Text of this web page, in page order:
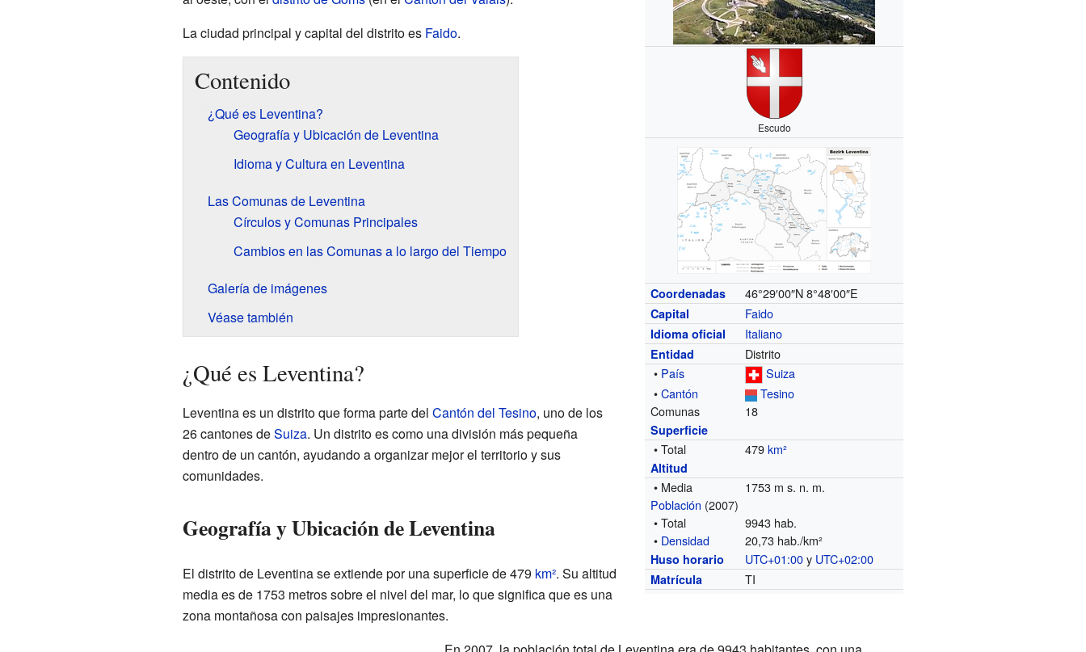
Escudo
Coordenadas 46°29′00″N 8°48′00″E
Capital Faido
Idioma oficial Italiano
Entidad
Distrito
• País
Suiza
•Cantón
Tesino
Comunas
18
Superficie
• Total 479km²
Altitud
• Media
1753 m s. n. m.
Población (2007)
• Total
9943 hab.
• Densidad 20,73 hab./km²
Huso horario UTC+01:00y UTC+02:00
Matrícula TI
La ciudad principal y capital del distrito es Faido.
Contenido
¿Qué es Leventina?
Geografía y Ubicación de Leventina
Idioma y Cultura en Leventina
Las Comunas de Leventina
Círculos y Comunas Principales
Cambios en las Comunas a lo largo del Tiempo
Galería de imágenes
Véase también
¿Qué es Leventina?
Leventina es un distrito que forma parte del Cantón del Tesino, uno de los
26 cantones deSuiza. Un distrito es como una división más pequeña
dentro de un cantón, ayudando a organizar mejor el territorio y sus
comunidades.
Geografía y Ubicación de Leventina
El distrito de Leventina se extiende por una superficie de 479 km². Su altitud
media es de 1753 metros sobre el nivel del mar, lo que significa que es una
zona montañosa con paisajes impresionantes.